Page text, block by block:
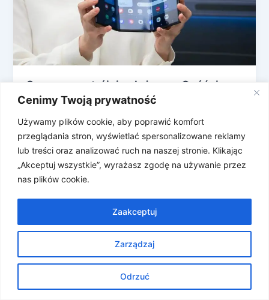
Cenimy Twoją prywatność
Używamy plików cookie, aby poprawić komfort
przeglądania stron, wyświetlać spersonalizowane reklamy
lub treści oraz analizować ruch na naszej stronie. Klikając
„Akceptuj wszystkie”, wyrażasz zgodę na używanie przez
nas plików cookie.
Zarządzaj
Odrzuć
Zaakceptuj
Samsung potrójnie złożony… Opóźniony
– UPDATE: cena i dostępność
Nowy składany potrójnie smartfon Samsunga
(Trifold) wjedzie na tor Polska przy peronie Europa
opóźniony. Na pewno znajdzie się u nas […]
Prawa autorskie © 2026 Znosne Newsy | Obsługiwane przez
Motyw Astra WordPress